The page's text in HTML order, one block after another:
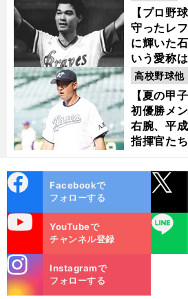
【プロ野
守ったレ
に輝いた
いう愛称
け？
【夏の甲
初優勝メ
右腕、平
指揮官た
代
高校野球他
ok
Facebookで
フォローする
YouTubeで
チャンネル登録
LINE
m
Instagramで
フォローする